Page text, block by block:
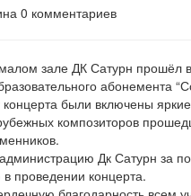
0 комментариев
зале ДК Сатурн прошёл
абонемента
были включены
композиторов
Дк Сатурн за
проведении концерта.